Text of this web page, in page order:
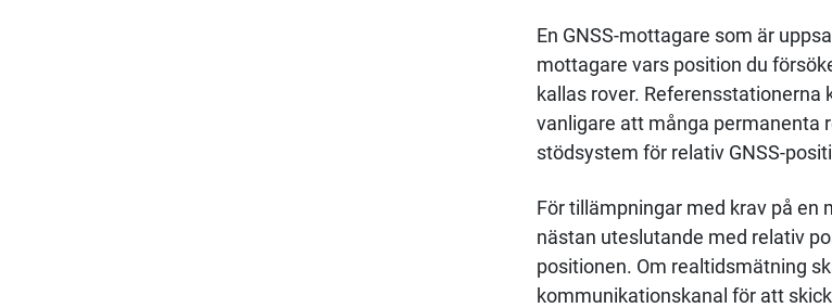
En GNSS-mottagare som är
mottagare vars position du
kallas rover.
vanligare att många permanenta
stödsystem för relativ GNSS-
För tillämpningar med krav på en
nästan uteslutande med relativ
positionen. Om realtidsmätning
kommunikationskanal för att